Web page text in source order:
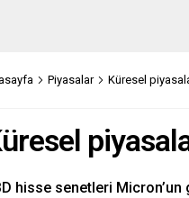
Piyasalar Küresel
hisse senetleri